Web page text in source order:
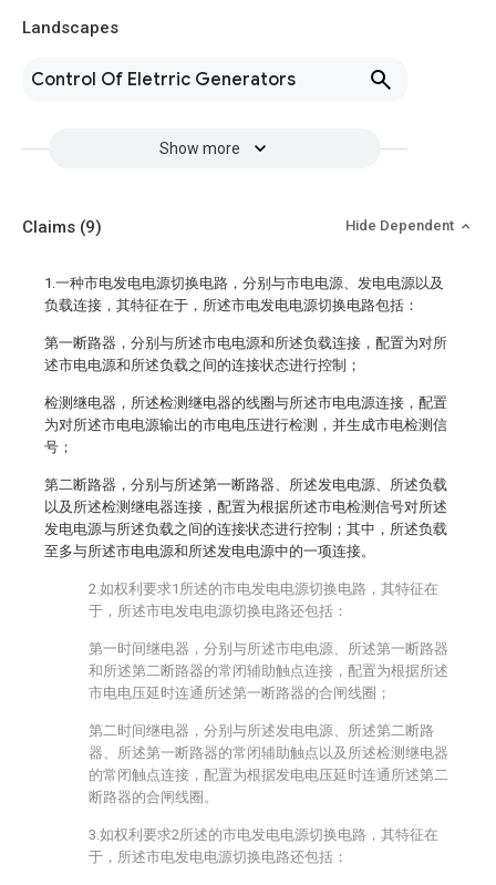
Landscapes
Control Of Eletrric Generators
Show more
Claims (9) Hide Dependent
1.一种市电发电电源切换电路，分别与市电电源、发电电源以及
负载连接，其特征在于，所述市电发电电源切换电路包括：
第一断路器，分别与所述市电电源和所述负载连接，配置为对所
述市电电源和所述负载之间的连接状态进行控制；
检测继电器，所述检测继电器的线圈与所述市电电源连接，配置
为对所述市电电源输出的市电电压进行检测，并生成市电检测信
号；
第二断路器，分别与所述第一断路器、所述发电电源、所述负载
以及所述检测继电器连接，配置为根据所述市电检测信号对所述
发电电源与所述负载之间的连接状态进行控制；其中，所述负载
至多与所述市电电源和所述发电电源中的一项连接。
2.如权利要求1所述的市电发电电源切换电路，其特征在
于，所述市电发电电源切换电路还包括：
第一时间继电器，分别与所述市电电源、所述第一断路器
和所述第二断路器的常闭辅助触点连接，配置为根据所述
市电电压延时连通所述第一断路器的合闸线圈；
第二时间继电器，分别与所述发电电源、所述第二断路
器、所述第一断路器的常闭辅助触点以及所述检测继电器
的常闭触点连接，配置为根据发电电压延时连通所述第二
断路器的合闸线圈。
3.如权利要求2所述的市电发电电源切换电路，其特征在
于，所述市电发电电源切换电路还包括：